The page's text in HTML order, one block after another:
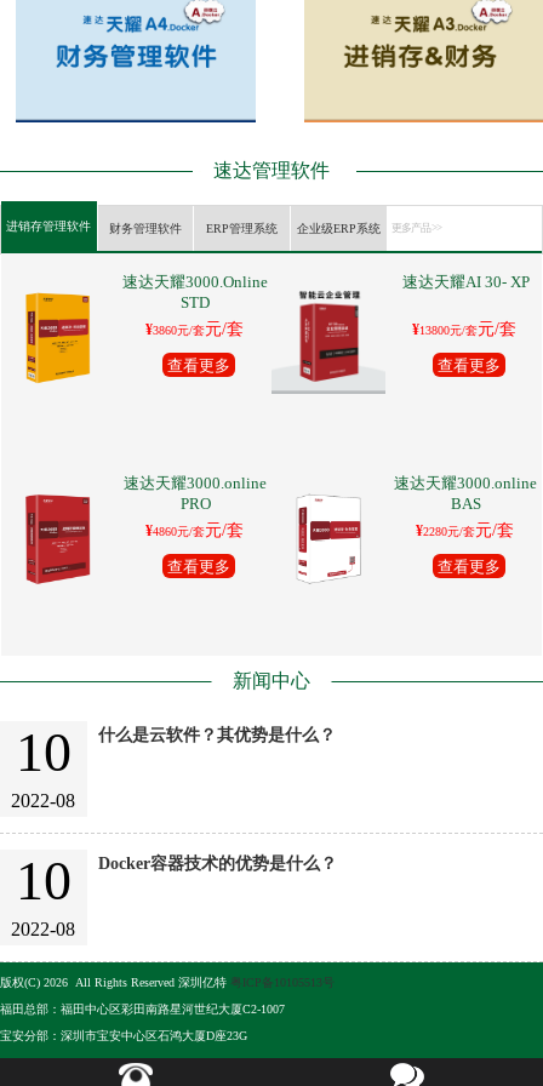
速达管理软件
进销存管理软件 财务管理软件 ERP管理系统 企业级ERP系统 更多产品 >>
速达天耀3000.Online
STD
¥3860元/套元/套
查看更多
速达天耀AI 30- XP
¥13800元/套元/套
查看更多
速达天耀3000.online
PRO
¥4860元/套元/套
查看更多
速达天耀3000.online
BAS
¥2280元/套元/套
查看更多
新闻中心
10
2022-08
什么是云软件？其优势是什么？
10
2022-08
Docker容器技术的优势是什么？
版权(C) 2026 All Rights Reserved 深圳亿特 粤ICP备10105513号
福田总部：福田中心区彩田南路星河世纪大厦C2-1007
宝安分部：深圳市宝安中心区石鸿大厦D座23G